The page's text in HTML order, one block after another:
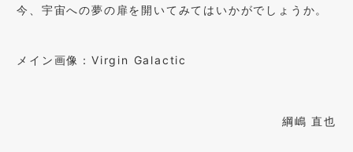
今、宇宙への夢の扉を開いてみてはいかがでしょうか。
メイン画像：Virgin Galactic
綱嶋 直也